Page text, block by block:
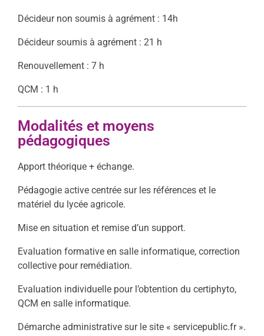
Décideur non soumis à agrément : 14h
Décideur soumis à agrément : 21 h
Renouvellement : 7 h
QCM : 1 h
Modalités et moyens
pédagogiques
Apport théorique + échange.
Pédagogie active centrée sur les références et le
matériel du lycée agricole.
Mise en situation et remise d’un support.
Evaluation formative en salle informatique, correction
collective pour remédiation.
Evaluation individuelle pour l’obtention du certiphyto,
QCM en salle informatique.
Démarche administrative sur le site « servicepublic.fr ».